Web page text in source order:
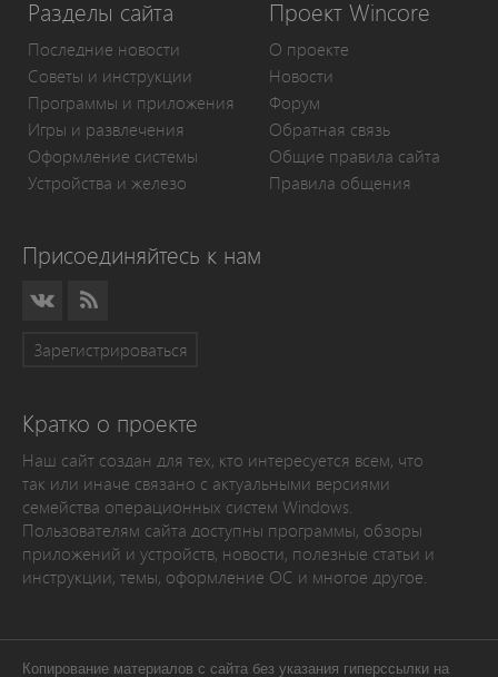
Разделы сайта
Последние новости
Советы и инструкции
Программы и приложения
Игры и развлечения
Оформление системы
Устройства и железо
Проект Wincore
О проекте
Новости
Форум
Обратная связь
Общие правила сайта
Правила общения
Присоединяйтесь к нам
Зарегистрироваться
Кратко о проекте
Наш сайт создан для тех, кто интересуется всем, что
так или иначе связано с актуальными версиями
семейства операционных систем Windows.
Пользователям сайта доступны программы, обзоры
приложений и устройств, новости, полезные статьи и
инструкции, темы, оформление ОС и многое другое.
Копирование материалов с сайта без указания гиперссылки на